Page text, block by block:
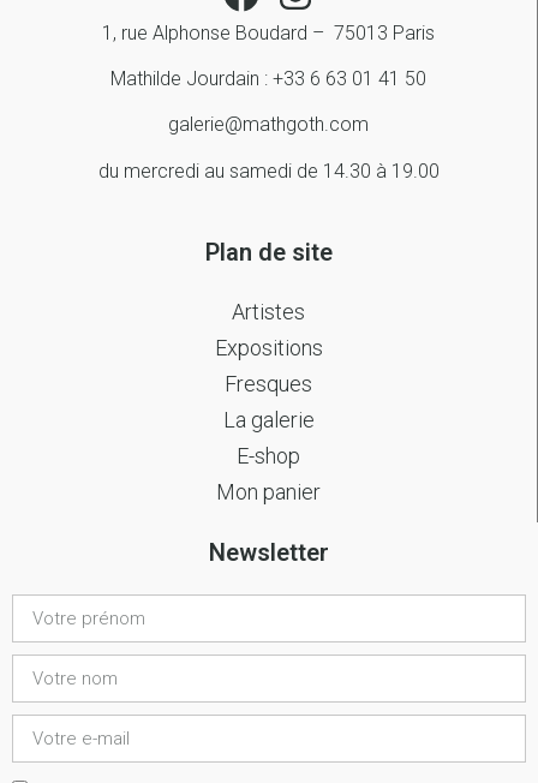
1, rue Alphonse Boudard – 75013 Paris
Mathilde Jourdain : +33 6 63 01 41 50
galerie@mathgoth.com
du mercredi au samedi de 14.30 à 19.00
Plan de site
Artistes
Expositions
Fresques
La galerie
E-shop
Mon panier
Newsletter